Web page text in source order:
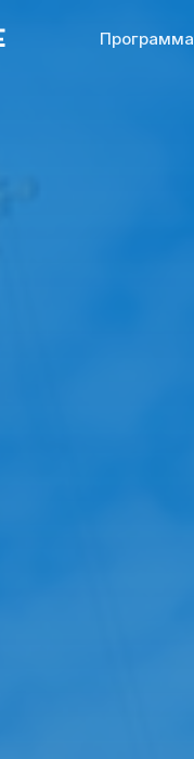
Программа